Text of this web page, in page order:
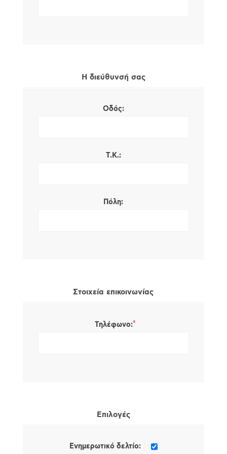
Η διεύθυνσή σας
Οδός:
Τ.Κ.:
Πόλη:
Στοιχεία επικοινωνίας
Τηλέφωνο:*
Επιλογές
Ενημερωτικό δελτίο: